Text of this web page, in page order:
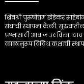
शिवश्री पुरुषोत्तम खेडेकर
संघाची स्थापना केली.
प्रश्नासाठी आवाज उठविला. याच
काळानुरूप विविध कक्षाची